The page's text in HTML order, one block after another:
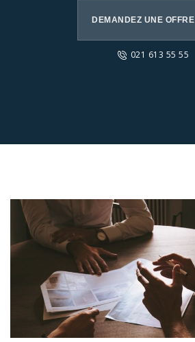
DEMANDEZ UNE OFFRE
021 613 55 55